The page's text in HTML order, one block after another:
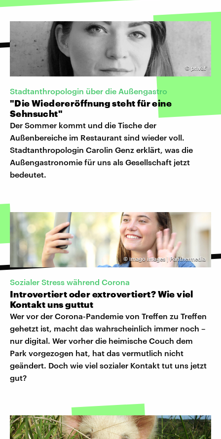
© privat
Stadtanthropologin über die Außengastro
"Die Wiedereröffnung steht für eine
Sehnsucht"
Der Sommer kommt und die Tische der
Außenbereiche im Restaurant sind wieder voll.
Stadtanthropologin Carolin Genz erklärt, was die
Außengastronomie für uns als Gesellschaft jetzt
bedeutet.
©imago images | Panthermedia
Sozialer Stress während Corona
Introvertiert oder extrovertiert? Wie viel
Kontakt uns guttut
Wer vor der Corona-Pandemie von Treffen zu Treffen
gehetzt ist, macht das wahrscheinlich immer noch –
nur digital. Wer vorher die heimische Couch dem
Park vorgezogen hat, hat das vermutlich nicht
geändert. Doch wie viel sozialer Kontakt tut uns jetzt
gut?